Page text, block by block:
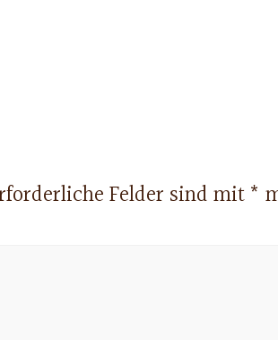
Felder sind mit*